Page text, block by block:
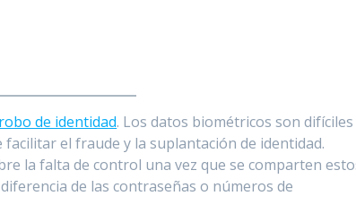
robo de identidad. Los datos biométricos son difíciles
el fraude y la suplantación de identidad.
la falta de control una vez que se comparten
de las contraseñas o números de